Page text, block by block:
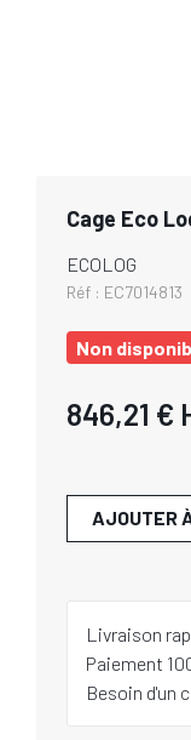
Cage Eco
ECOLOG
Réf : EC7014813
Non
846,21 €
AJOUTER
Livraison
Paiement
Besoin d'un